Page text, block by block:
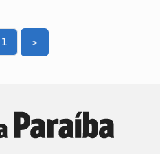
1 >